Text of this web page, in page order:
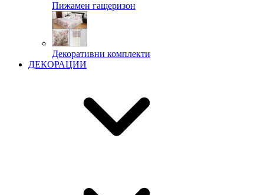
Пижамен гащеризон
Декоративни комплекти
ДЕКОРАЦИИ